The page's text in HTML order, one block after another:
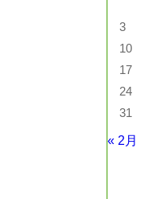
3
10
17
24
31
« 2月